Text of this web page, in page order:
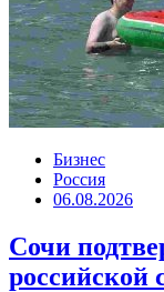
Бизнес
Россия
06.08.2026
Сочи
российской